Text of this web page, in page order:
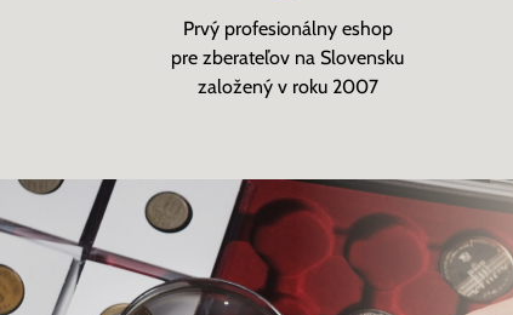
Prvý profesionálny eshop
pre zberateľov na Slovensku
založený v roku 2007